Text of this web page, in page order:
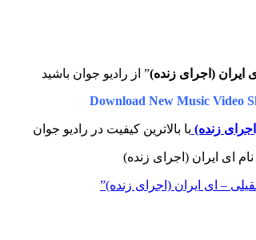
ایران (اجرای زنده)” از رادیو جوان باشید
Download New Music Video
زنده) با بالاترین کیفیت در رادیو جوان
– ای ایران (اجرای زنده)”